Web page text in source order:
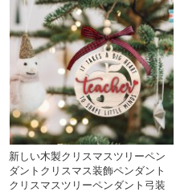
新しい木製クリスマスツリーペン
ダントクリスマス装飾ペンダント
クリスマスツリーペンダント弓装